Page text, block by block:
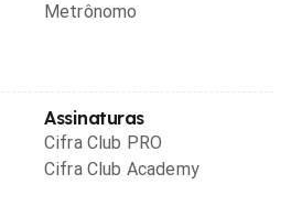
Metrônomo
Assinaturas
Cifra Club PRO
Cifra Club Academy